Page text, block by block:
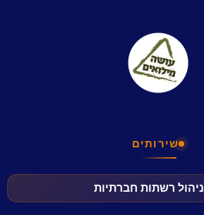
שירותים
ניהול רשתות חברתיות